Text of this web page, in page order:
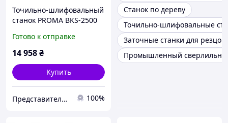
Точильно-шлифовальный
станок PROMA BKS-2500
Готово к отправке
14 958₴
Купить
Представительство PROMA в Украине ООО "ПРОМА СТ" 100%
Станок по дереву
Точильно-шлифовальные
Заточные станки для резцов
Промышленный